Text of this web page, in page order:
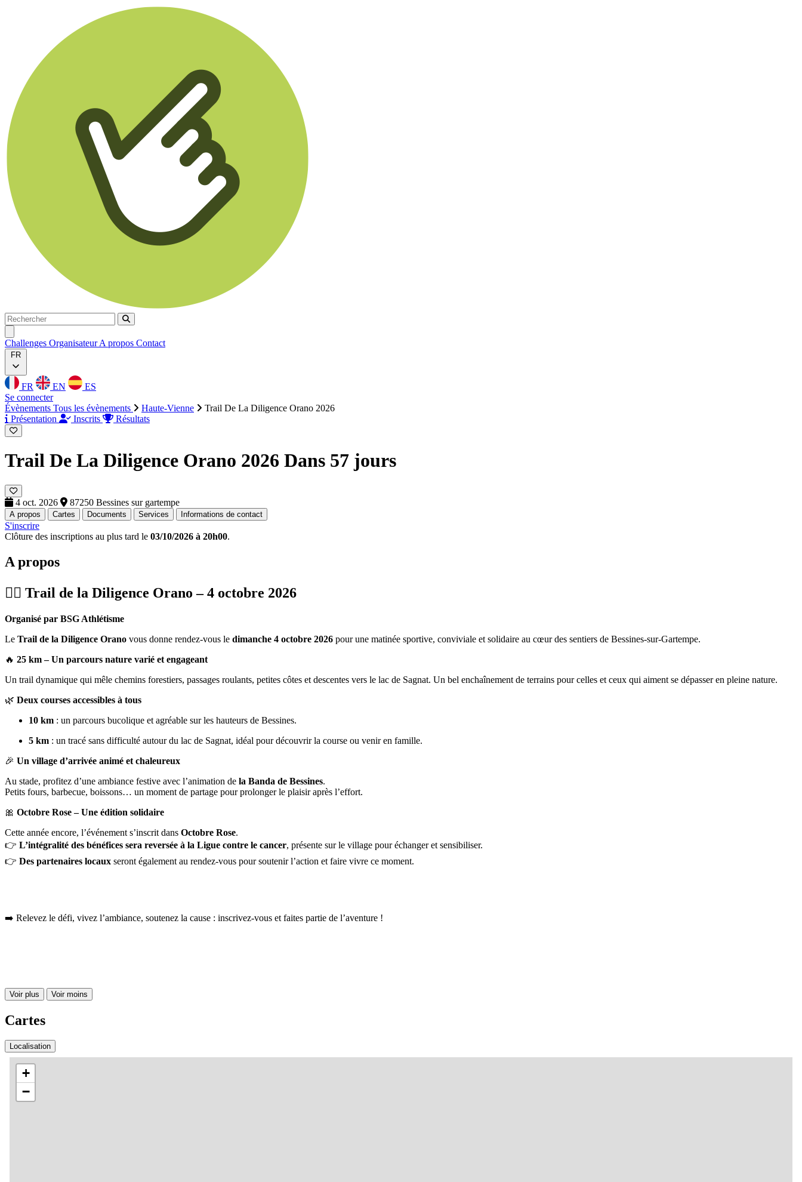
Rechercher
Rechercher
Challenges OrganisateurA propos Contact
FR
FR EN
ES
Se connecter
Évènements Tous les évènements Haute-Vienne
Trail De La Diligence Orano 2026
Présentation
Inscrits Résultats
Trail De La Diligence Orano 2026 Dans 57 jours
4 oct. 2026 87250 Bessines sur gartempe
A propos Cartes Documents Services Informations de contact
S'inscrire
Clôture des inscriptions au plus tard le 03/10/2026 à 20h00.
A propos
🏃‍♂️ Trail de la Diligence Orano – 4 octobre 2026
Organisé par BSG Athlétisme
Le Trail de la Diligence Orano vous donne rendez‑vous le dimanche 4 octobre 2026 pour une matinée sportive, conviviale et solidaire au cœur des sentiers de Bessines‑sur‑Gartempe.
🔥 25 km – Un parcours nature varié et engageant
Un trail dynamique qui mêle chemins forestiers, passages roulants, petites côtes et descentes vers le lac de Sagnat. Un bel enchaînement de terrains pour celles et ceux qui aiment se dépasser en pleine nature.
🌿 Deux courses accessibles à tous
10 km : un parcours bucolique et agréable sur les hauteurs de Bessines.
5 km : un tracé sans difficulté autour du lac de Sagnat, idéal pour découvrir la course ou venir en famille.
🎉 Un village d’arrivée animé et chaleureux
Au stade, profitez d’une ambiance festive avec l’animation de la Banda de Bessines.
Petits fours, barbecue, boissons… un moment de partage pour prolonger le plaisir après l’effort.
🎀 Octobre Rose – Une édition solidaire
Cette année encore, l’événement s’inscrit dans Octobre Rose.
👉 L’intégralité des bénéfices sera reversée à la Ligue contre le cancer, présente sur le village pour échanger et sensibiliser.
👉 Des partenaires locaux seront également au rendez‑vous pour soutenir l’action et faire vivre ce moment.
➡️ Relevez le défi, vivez l’ambiance, soutenez la cause : inscrivez‑vous et faites partie de l’aventure !
Voir plus Voir moins
Cartes
Localisation